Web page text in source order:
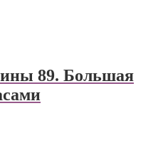
89. Большая